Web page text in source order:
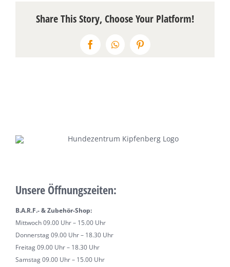
Share This Story, Choose Your Platform!
FacebookWhatsAppPinterest
Unsere Öffnungszeiten:
B.A.R.F.- & Zubehör-Shop:
Mittwoch 09.00 Uhr – 15.00 Uhr
Donnerstag 09.00 Uhr – 18.30 Uhr
Freitag 09.00 Uhr – 18.30 Uhr
Samstag 09.00 Uhr – 15.00 Uhr